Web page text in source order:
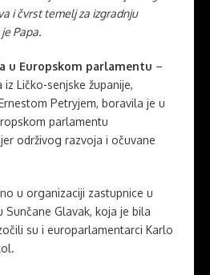
i čvrst temelj za izgradnju
Papa.
u Europskom parlamentu –
Ličko-senjske županije,
Petryjem, boravila je u
parlamentu
održivog razvoja i očuvane
u organizaciji zastupnice u
Glavak, koja je bila
su i europarlamentarci Karlo